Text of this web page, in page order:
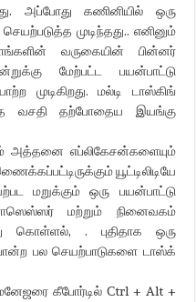
அப்போது கணினியில் ஒரு
முடிந்தது.. எனினும்
வருகையின் பின்னர்
மேற்பட்ட பயன்பாட்டு
முடிகிறது. மல்டி டாஸ்கிங்
வசதி தற்போதைய இயங்கு
அத்தனை எப்லிகேசன்களையும்
யூட்டிலிடியே
மறுக்கும் ஒரு பயன்பாட்டு
மற்றும் நினைவகம்
கொள்ளல், . புதிதாக ஒரு
பல செயற்பாடுகளை டாஸ்க்
கீபோர்டில் Ctrl + Alt +